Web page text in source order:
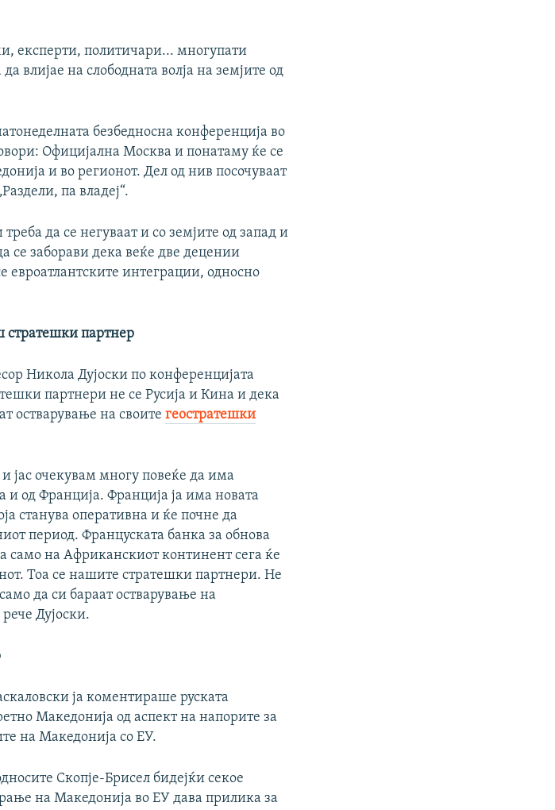
експерти, политичари... многупати
влијае на слободната волја на земјите од
безбедносна конференција во
Официјална Москва и понатаму ќе се
и во регионот. Дел од нив посочуваат
па владеј“.
да се негуваат и со земјите од запад и
се заборави дека веќе две децении
евроатлантските интеграции, односно
стратешки партнер
Никола Дујоски по конференцијата
партнери не се Русија и Кина и дека
остварување на своите геостратешки
јас очекувам многу повеќе да има
и од Франција. Франција ја има новата
станува оперативна и ќе почне да
период. Француската банка за обнова
само на Африканскиот континент сега ќе
Тоа се нашите стратешки партнери. Не
да си бараат остварување на
Дујоски.
ја коментираше руската
Македонија од аспект на напорите за
на Македонија со ЕУ.
Скопје-Брисел бидејќи секое
на Македонија во ЕУ дава прилика за